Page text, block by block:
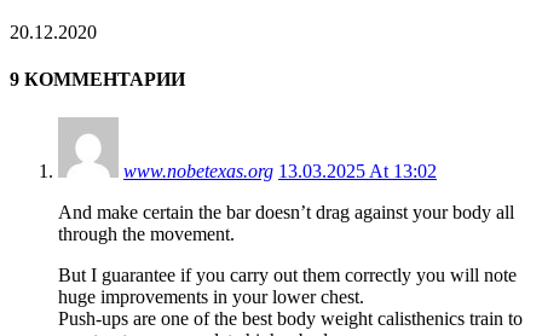
20.12.2020
9 КОММЕНТАРИИ
www.nobetexas.org 13.03.2025 At 13:02
And make certain the bar doesn’t drag against your body all
through the movement.
But I guarantee if you carry out them correctly you will note
huge improvements in your lower chest.
Push-ups are one of the best body weight calisthenics train to